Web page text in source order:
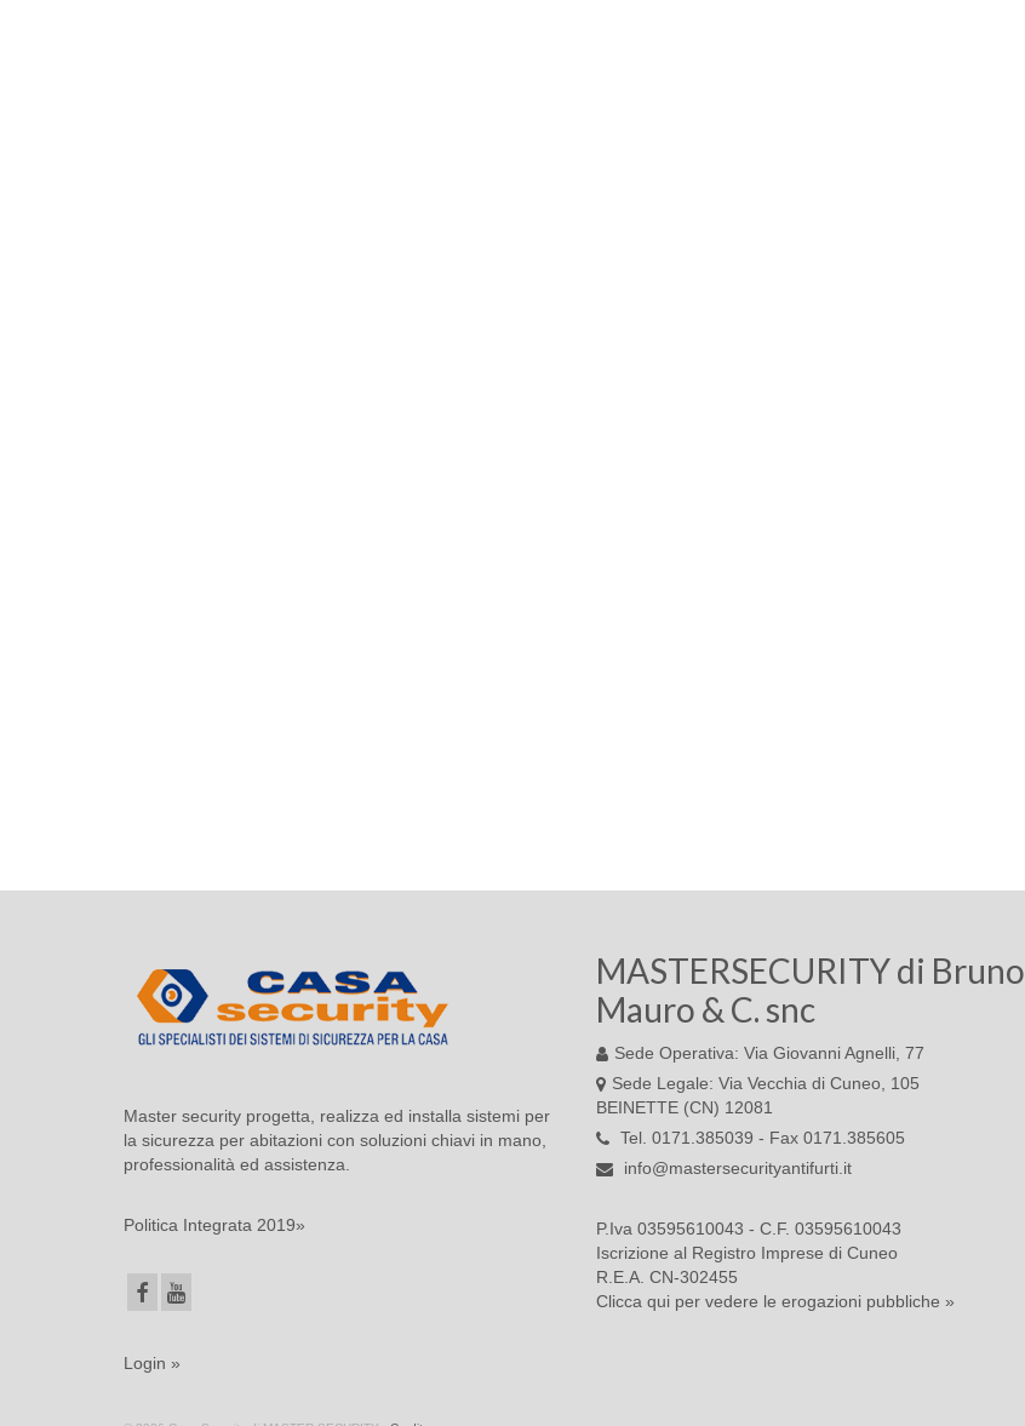
Master security progetta, realizza ed installa sistemi per
la sicurezza per abitazioni con soluzioni chiavi in mano,
professionalità ed assistenza.
Politica Integrata 2019»
Login »
MASTERSECURITY di Bruno
Mauro & C. snc
Sede Operativa: Via Giovanni Agnelli, 77
Sede Legale: Via Vecchia di Cuneo, 105
BEINETTE (CN) 12081
Tel. 0171.385039 - Fax 0171.385605
info@mastersecurityantifurti.it
P.Iva 03595610043 - C.F. 03595610043
Iscrizione al Registro Imprese di Cuneo
R.E.A. CN-302455
Clicca qui per vedere le erogazioni pubbliche »